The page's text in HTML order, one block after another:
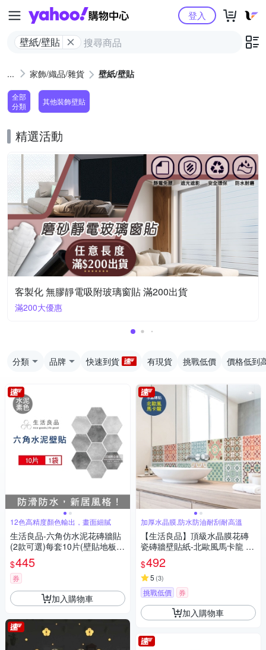
Yahoo購物中心
壁紙/壁貼
登入
家飾/織品/雜貨 壁紙/壁貼
全部
分類
其他裝飾壁貼
精選活動
客製化 無膠靜電吸附玻璃窗貼 滿200出貨
滿200大優惠
分類 品牌 快速到貨 有現貨 挑戰低價 價格低到
12色高精度顏色輸出，畫面細膩
生活良品-六角仿水泥花磚牆貼
(2款可選)每套10片(壁貼地板貼
紙,復古風格壁紙,仿六角磁磚牆
貼,DIY防水即撕即貼裝飾材料
貼片,模擬磁磚牆面家飾貼紙)
$445
券
加入購物車
加厚水晶膜,防水防油耐刮耐高溫
【生活良品】頂級水晶膜花磚
瓷磚牆壁貼紙-北歐風馬卡龍 20
x20cm 每套10片
$492
5 (3)
挑戰低價 券
加入購物車